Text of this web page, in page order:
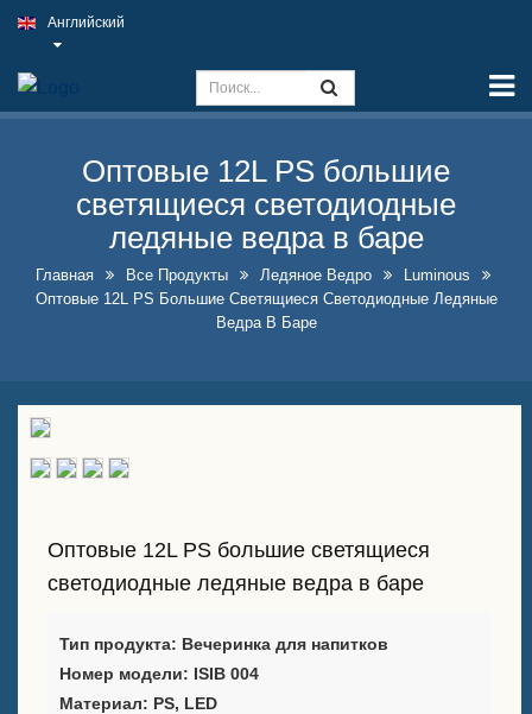
Возможности
Вывеска паба на открытом
Внутренние вывески для
бизнеса по лучшей цене
вывесок
Эффектный дизайн витрины
Таблички с мелом в форме
А-образной рамки на
Поставщик решений для
упаковки вина
Английский
Оптовые 12L PS большие
светящиеся светодиодные
ледяные ведра в баре
Главная Все Продукты Ледяное Ведро
Luminous
Оптовые 12L PS Большие Светящиеся Светодиодные Ледяные
Ведра В Баре
Оптовые 12L PS большие светящиеся
светодиодные ледяные ведра в баре
Тип продукта: Вечеринка для напитков
Номер модели: ISIB 004
Материал: PS, LED